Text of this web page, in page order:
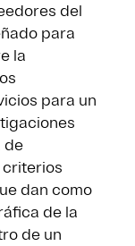
del
para
la
para un
de
criterios
dan como
de la
de un